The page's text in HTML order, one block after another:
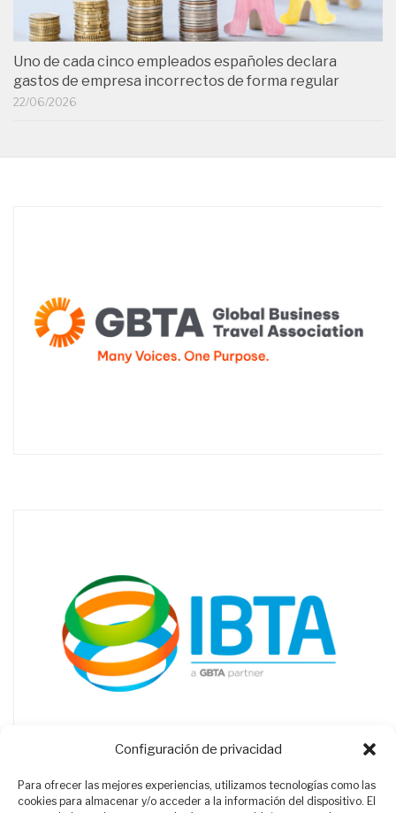
Configuración de privacidad
Para ofrecer las mejores experiencias, utilizamos tecnologías como las
cookies para almacenar y/o acceder a la información del dispositivo. El
Uno de cada cinco empleados españoles declara
gastos de empresa incorrectos de forma regular
22/06/2026